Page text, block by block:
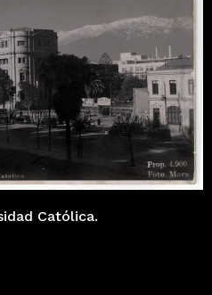
Católica.